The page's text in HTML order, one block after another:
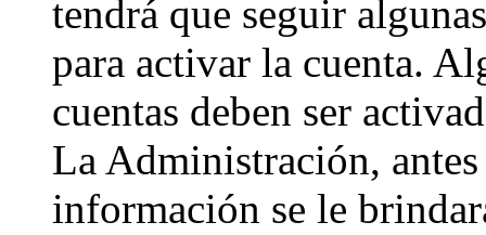
tendrá que seguir
para activar la cuenta.
cuentas deben ser
La Administración,
información se le